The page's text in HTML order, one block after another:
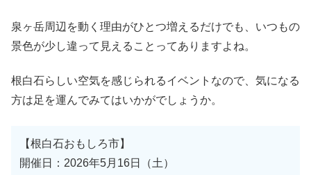
泉ヶ岳周辺を動く理由がひとつ増えるだけでも、いつもの
景色が少し違って見えることってありますよね。
根白石らしい空気を感じられるイベントなので、気になる
方は足を運んでみてはいかがでしょうか。
【根白石おもしろ市】
開催日：2026年5月16日（土）